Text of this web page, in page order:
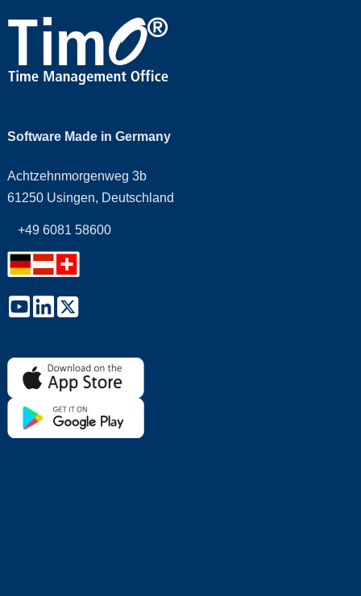
Software Made in Germany
Achtzehnmorgenweg 3b
61250 Usingen, Deutschland
+49 6081 58600